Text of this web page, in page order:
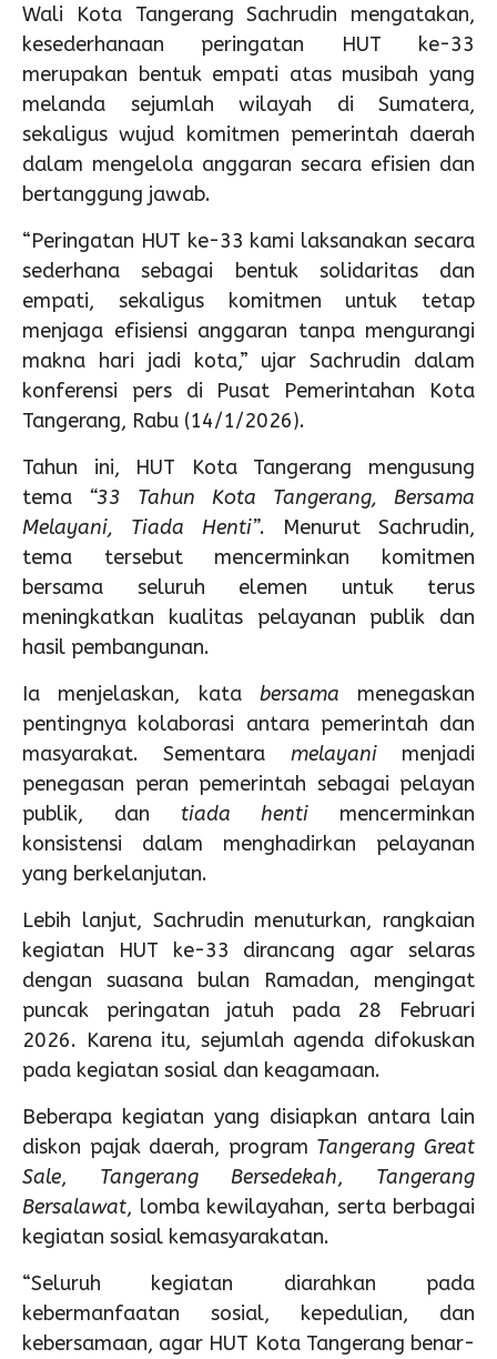
Wali Kota Tangerang Sachrudin mengatakan,
kesederhanaan peringatan HUT ke-33
merupakan bentuk empati atas musibah yang
melanda sejumlah wilayah di Sumatera,
sekaligus wujud komitmen pemerintah daerah
dalam mengelola anggaran secara efisien dan
bertanggung jawab.
“Peringatan HUT ke-33 kami laksanakan secara
sederhana sebagai bentuk solidaritas dan
empati, sekaligus komitmen untuk tetap
menjaga efisiensi anggaran tanpa mengurangi
makna hari jadi kota,” ujar Sachrudin dalam
konferensi pers di Pusat Pemerintahan Kota
Tangerang, Rabu (14/1/2026).
Tahun ini, HUT Kota Tangerang mengusung
tema “33 Tahun Kota Tangerang, Bersama
Melayani, Tiada Henti”. Menurut Sachrudin,
tema tersebut mencerminkan komitmen
bersama seluruh elemen untuk terus
meningkatkan kualitas pelayanan publik dan
hasil pembangunan.
Ia menjelaskan, kata bersama menegaskan
pentingnya kolaborasi antara pemerintah dan
masyarakat. Sementara melayanimenjadi
penegasan peran pemerintah sebagai pelayan
publik, dan tiada henti mencerminkan
konsistensi dalam menghadirkan pelayanan
yang berkelanjutan.
Lebih lanjut, Sachrudin menuturkan, rangkaian
kegiatan HUT ke-33 dirancang agar selaras
dengan suasana bulan Ramadan, mengingat
puncak peringatan jatuh pada 28 Februari
2026. Karena itu, sejumlah agenda difokuskan
pada kegiatan sosial dan keagamaan.
Beberapa kegiatan yang disiapkan antara lain
diskon pajak daerah, program Tangerang Great
Sale, Tangerang Bersedekah, Tangerang
Bersalawat, lomba kewilayahan, serta berbagai
kegiatan sosial kemasyarakatan.
“Seluruh kegiatan diarahkan pada
kebermanfaatan sosial, kepedulian, dan
kebersamaan, agar HUT Kota Tangerang benar-